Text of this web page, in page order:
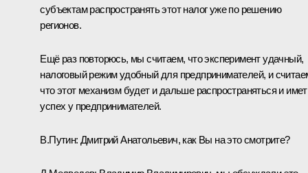
субъектам распространять этот налог уже по решению
регионов.
Ещё раз повторюсь, мы считаем, что эксперимент удачный,
налоговый режим удобный для предпринимателей, и
что этот механизм будет и дальше распространяться и
успех у предпринимателей.
В.Путин: Дмитрий Анатольевич, как Вы на это смотрите?